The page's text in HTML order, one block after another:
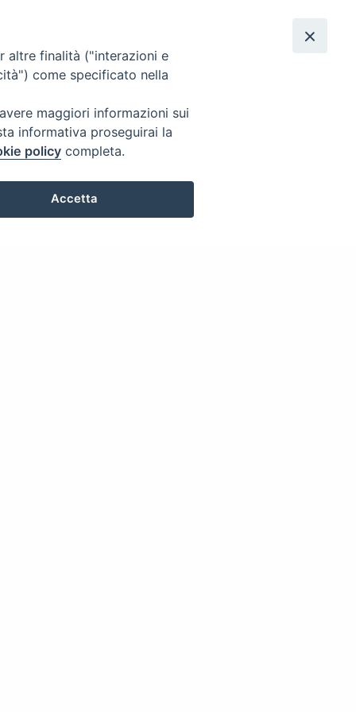
altre finalità ("interazioni e
come specificato nella
maggiori informazioni sui
informativa proseguirai la
policy completa.
Accetta
Posso aiutarti?